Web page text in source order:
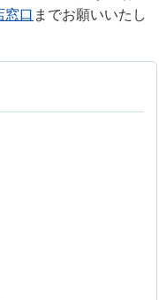
窓口 までお願いいたし